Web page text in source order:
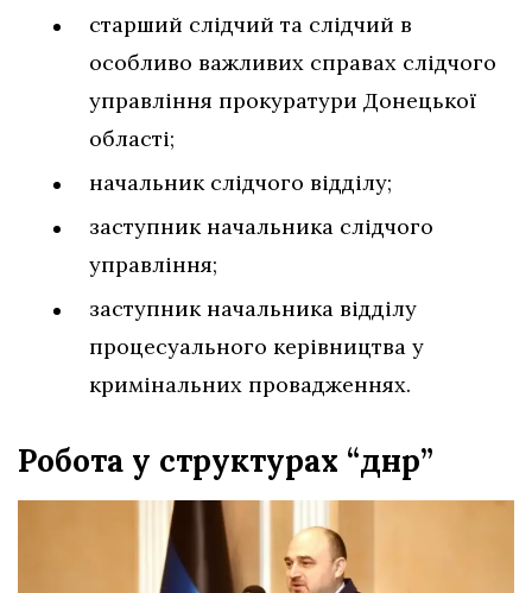
старший слідчий та слідчий в
особливо важливих справах слідчого
управління прокуратури Донецької
області;
начальник слідчого відділу;
заступник начальника слідчого
управління;
заступник начальника відділу
процесуального керівництва у
кримінальних провадженнях.
Робота у структурах “днр”